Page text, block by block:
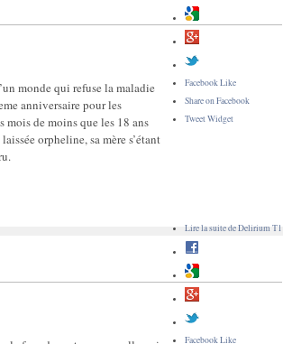
Facebook Like
Share on Facebook
Tweet Widget
monde qui refuse la maladie
anniversaire pour les
mois de moins que les 18 ans
orpheline, sa mère s’étant
Lire la suitede Delirium T1
Facebook Like